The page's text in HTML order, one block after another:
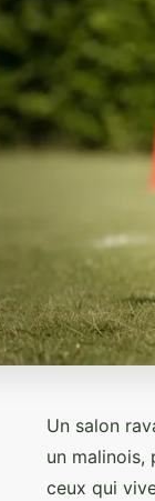
Un salon
un
ceux qui